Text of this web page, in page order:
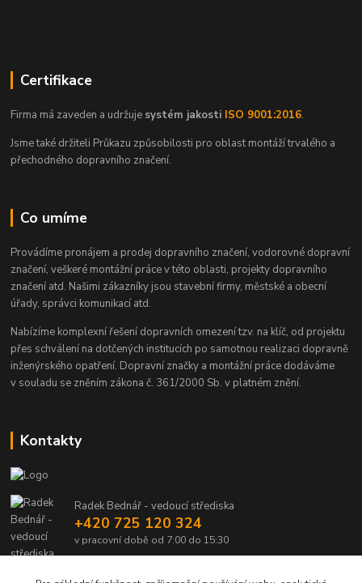
Certifikace
Firma má zaveden a udržuje systém jakosti ISO 9001:2016.
Jsme také držiteli Průkazu způsobilosti pro oblast montáží trvalého a
přechodného dopravního značení.
Co umíme
Provádíme pronájem a prodej dopravního značení, vodorovné dopravní
značení, veškeré montážní práce v této oblasti, projekty dopravního
značení atd. Našimi zákazníky jsou stavební firmy, městské a obecní
úřady, správci komunikací atd.
Nabízíme komplexní řešení dopravních omezení tzv. na klíč, od projektu
přes schválení na dotčených institucích po samotnou realizaci dopravně
inženýrského opatření. Dopravní značky a montážní práce dodáváme
v souladu se zněním zákona č. 361/2000 Sb. v platném znění.
Kontakty
Radek Bednář - vedoucí střediska
+420 725 120 324
v pracovní době od 7:00 do 15:30